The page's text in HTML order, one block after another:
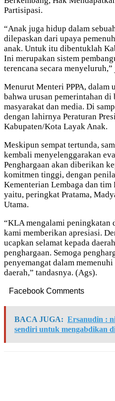
Partisipasi.
“Anak juga hidup dalam
dilepaskan dari upaya
anak. Untuk itu dibentuklah
Ini merupakan sistem
terencana secara menyeluruh,”
Menurut Menteri PPPA, dalam
bahwa urusan pemerintahan
masyarakat dan media. Di
dengan lahirnya Peraturan
Kabupaten/Kota Layak Anak.
Meskipun sempat tertunda,
kembali menyelenggarakan
Penghargaan akan diberikan
komitmen tinggi, dengan
Kementerian Lembaga dan tim
yaitu, peringkat Pratama,
Utama.
“KLA mengalami peningkatan
kami memberikan apresiasi.
ucapkan selamat kepada
penghargaan. Semoga
penyemangat dalam
daerah,” tandasnya. (Ags).
Facebook Comments
BACA JUGA: Ersanudin :
sendiri untuk mengabdikan